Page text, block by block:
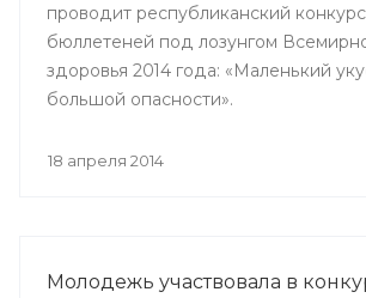
проводит республиканский
бюллетеней под лозунгом
здоровья 2014 года: «Маленький
большой опасности».
18 апреля 2014
Молодежь участвовала в